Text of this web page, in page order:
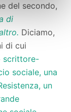
del secondo,
di
Diciamo,
di cui
scrittore-
sociale, una
un